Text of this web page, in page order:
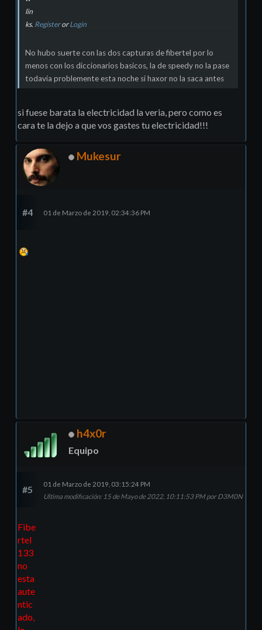
lin
ks. RegisterorLogin
No hubo suerte con las dos capturas de fibertel por lo
menos con los diccionarios basicos, la de speedy no la pase
todavia problemente esta noche si haxor no la saca antes
si fuese barata la electricidad la veria, pero como es
cara te la dejo a que vos gastes tu electricidad!!!
Mukesur
#4 01 de Marzo de 2019, 02:34:36 PM
h4x0r
Equipo
#5
01 de Marzo de 2019, 03:15:24 PM
Ultima modificación: 15 de Mayo de 2022, 10:11:53 PM por D3M0N
Fibe
rtel
133
no
esta
aute
ntic
ado,